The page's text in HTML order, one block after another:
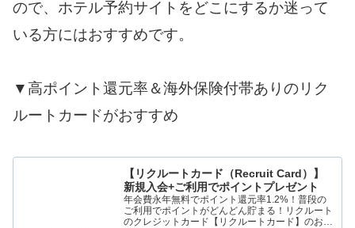
ので、ホテル予約サイトをどこにするか迷って
いる方にはおすすめです。
▼高ポイント還元率＆海外保険付帯ありのリク
ルートカードがおすすめ
【リクルートカード（Recruit Card）】
新規入会+ご利用でポイントプレゼント
年会費永年無料でポイント還元率1.2%！普段の
ご利用でポイントがどんどん貯まる！リクルート
のクレジットカード【リクルートカード】のお申